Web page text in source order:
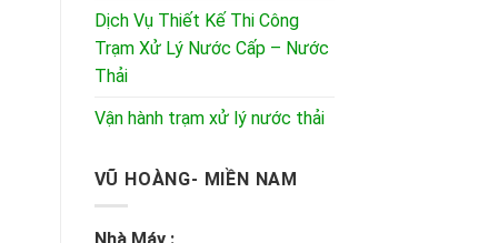
Dịch Vụ Thiết Kế Thi Công
Trạm Xử Lý Nước Cấp – Nước
Thải
Vận hành trạm xử lý nước thải
VŨ HOÀNG- MIỀN NAM